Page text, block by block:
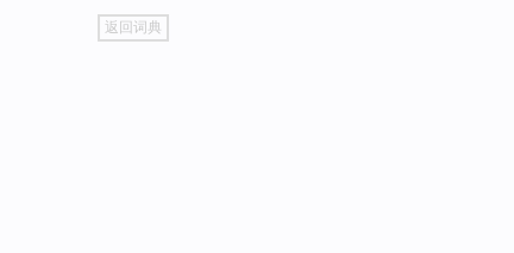
go
top
返回词典